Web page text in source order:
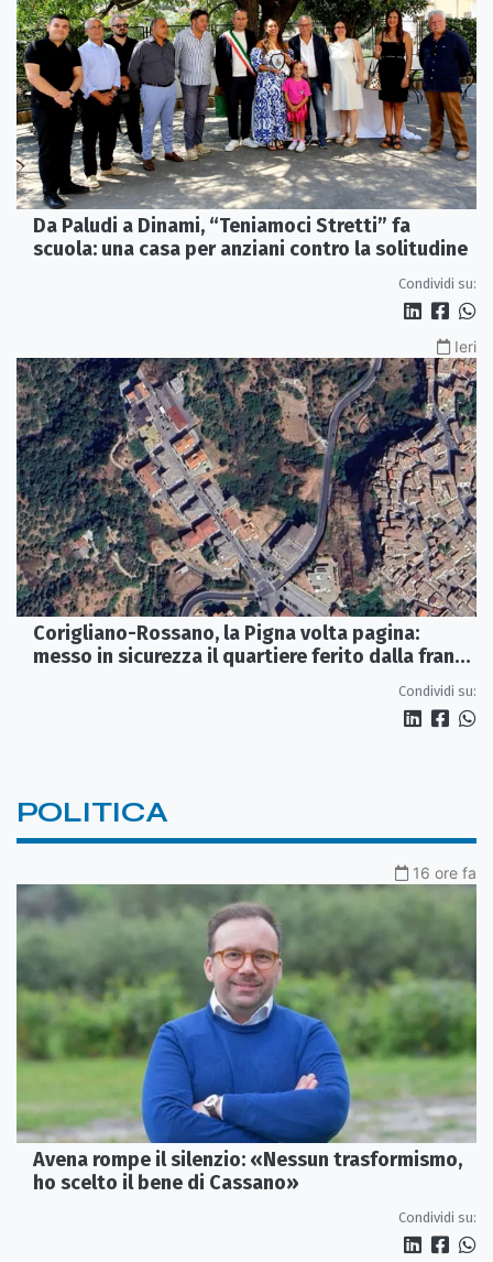
Da Paludi a Dinami, “Teniamoci Stretti” fa
scuola: una casa per anziani contro la solitudine
Condividi su:
Ieri
Corigliano-Rossano, la Pigna volta pagina:
messo in sicurezza il quartiere ferito dalla frana
Condividi su:
POLITICA
16 ore fa
Avena rompe il silenzio: «Nessun trasformismo,
ho scelto il bene di Cassano»
Condividi su: